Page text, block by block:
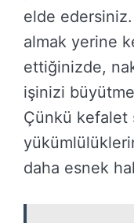
elde
almak yerine
ettiğinizde,
işinizi
Çünkü kefalet
daha esnek